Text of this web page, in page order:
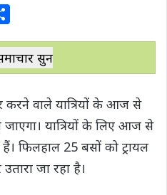
a
r
सुनें
करने वाले यात्रियों के आज से
यात्रियों के लिए आज से
फिलहाल 25 बसों को ट्रायल
जा रहा है।